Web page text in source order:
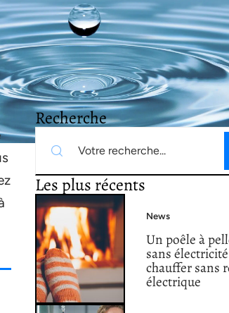
Recherche
Les plus récents
News
Un poêle à
sans
chauffer sans
électrique